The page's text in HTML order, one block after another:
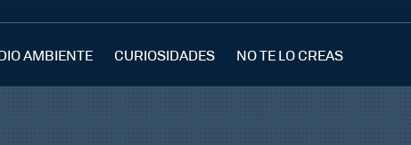
AMBIENTE CURIOSIDADES NO TE LO CREAS